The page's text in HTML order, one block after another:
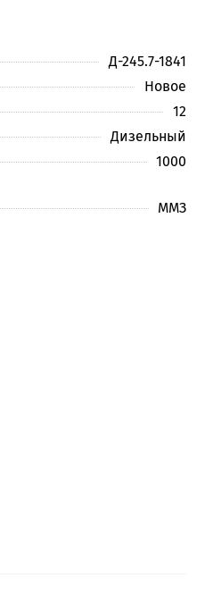
Д-245.7-1841
Новое
12
Дизельный
1000
ММЗ